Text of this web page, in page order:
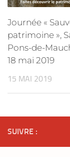
Journée «
patrimoine »,
Pons-de-
18 mai 2019
15 MAI 2019
SUIVRE :